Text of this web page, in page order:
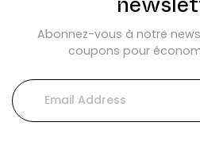
Abonnez-vous à notre
coupons pour